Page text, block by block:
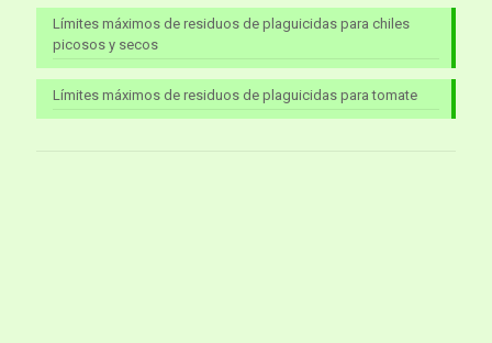
Límites máximos de residuos de plaguicidas para chiles
picosos y secos
Límites máximos de residuos de plaguicidas para tomate